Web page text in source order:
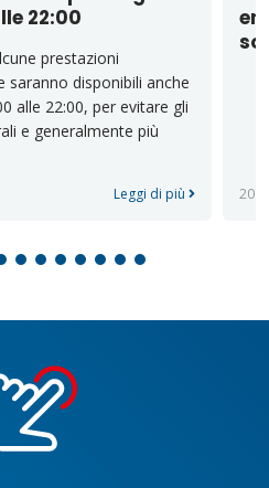
22:00
prestazioni
saranno disponibili anche
alle 22:00, per evitare gli
e generalmente più
Leggi di più 20